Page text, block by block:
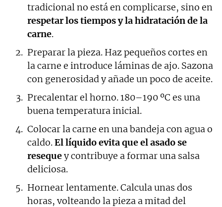
tradicional no está en complicarse, sino en
respetar los tiempos y la hidratación de la
carne.
Preparar la pieza. Haz pequeños cortes en
la carne e introduce láminas de ajo. Sazona
con generosidad y añade un poco de aceite.
Precalentar el horno. 180–190 ºC es una
buena temperatura inicial.
Colocar la carne en una bandeja con agua o
caldo.El líquido evita que el asado se
resequey contribuye a formar una salsa
deliciosa.
Hornear lentamente. Calcula unas dos
horas, volteando la pieza a mitad del